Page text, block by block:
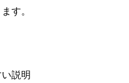
す。
説明